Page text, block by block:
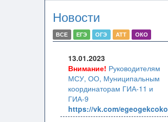
Новости
ВСЕ ЕГЭ ОГЭ АТТ ОКО
13.01.2023
Внимание! Руководителям
МСУ, ОО, Муниципальным
координаторам ГИА-11 и
ГИА-9
https://vk.com/egeogekcoko